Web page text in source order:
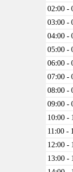
02:00 -
03:00 -
04:00 -
05:00 -
06:00 -
07:00 -
08:00 -
09:00 -
10:00 -
11:00 -
12:00 -
13:00 -